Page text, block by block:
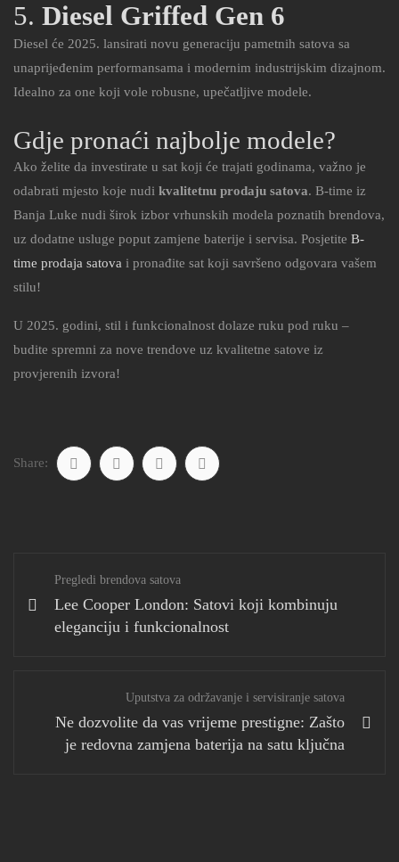
5. Diesel Griffed Gen 6
Diesel će 2025. lansirati novu generaciju pametnih satova sa
unaprijeđenim performansama i modernim industrijskim dizajnom.
Idealno za one koji vole robusne, upečatljive modele.
Gdje pronaći najbolje modele?
Ako želite da investirate u sat koji će trajati godinama, važno je
odabrati mjesto koje nudi kvalitetnu prodaju satova. B-time iz
Banja Luke nudi širok izbor vrhunskih modela poznatih brendova,
uz dodatne usluge poput zamjene baterije i servisa. Posjetite B-
time prodaja satova i pronađite sat koji savršeno odgovara vašem
stilu!
U 2025. godini, stil i funkcionalnost dolaze ruku pod ruku –
budite spremni za nove trendove uz kvalitetne satove iz
provjerenih izvora!
Share:
Pregledi brendova satova
Lee Cooper London: Satovi koji kombinuju
eleganciju i funkcionalnost
Uputstva za održavanje i servisiranje satova
Ne dozvolite da vas vrijeme prestigne: Zašto
je redovna zamjena baterija na satu ključna